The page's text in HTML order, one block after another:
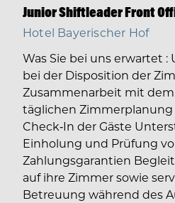
Junior Shiftleader Front
Hotel Bayerischer Hof
Was Sie bei uns erwartet
bei der Disposition der
Zusammenarbeit mit dem
täglichen
Check‑In der Gäste
Einholung und Prüfung
Zahlungsgarantien
auf ihre Zimmer sowie
Betreuung während des